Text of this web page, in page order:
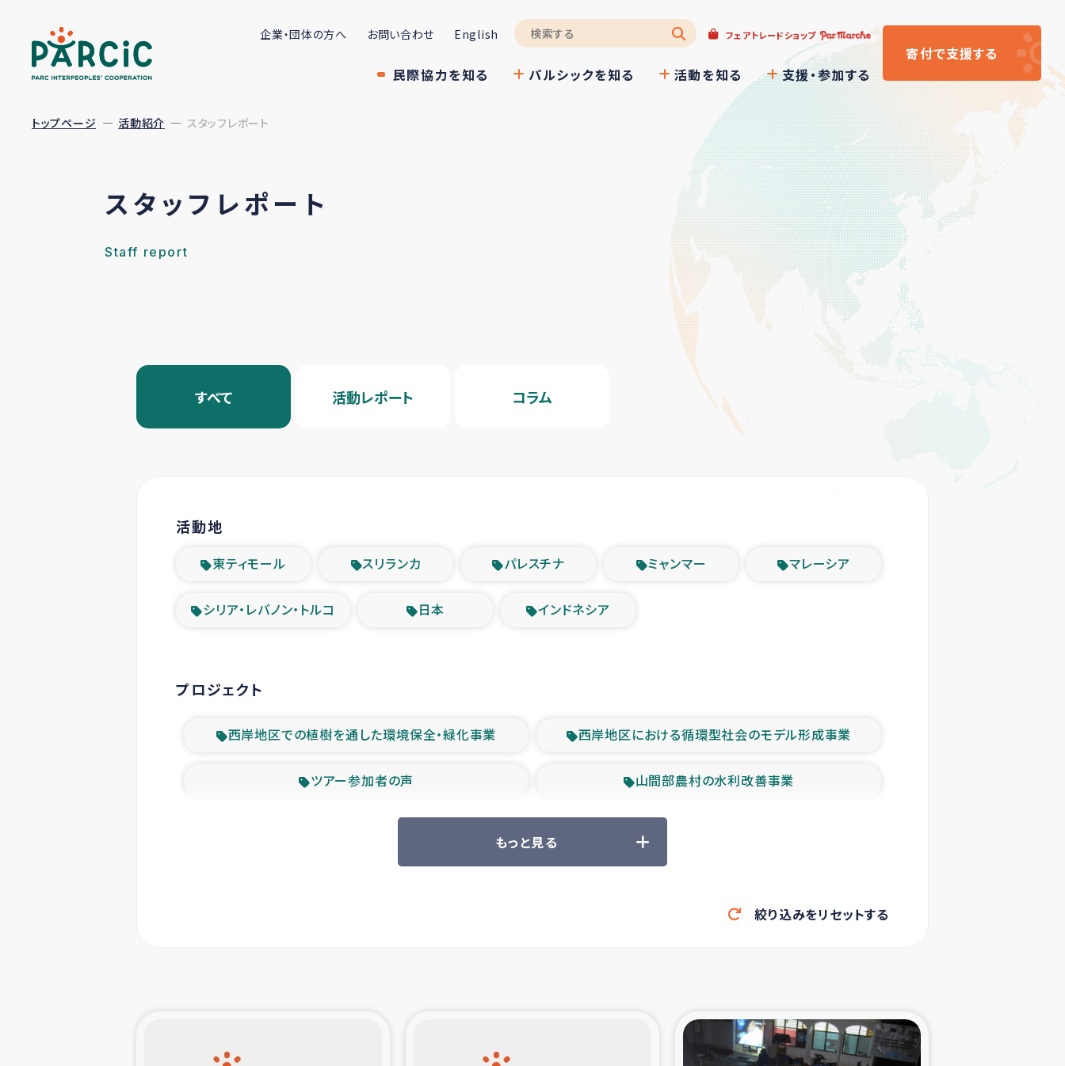
企業・団体の方へ お問い合わせ English フェアトレードショップ
民際協力を知る パルシックを知る 活動を知る 支援・参加する
寄付で支援する
トップページ 活動紹介 スタッフレポート
スタッフレポート
Staff report
すべて 活動レポート コラム
活動地
東ティモール スリランカ パレスチナ ミャンマー マレーシア
シリア・レバノン・トルコ 日本 インドネシア
プロジェクト
西岸地区での植樹を通した環境保全・緑化事業 西岸地区における循環型社会のモデル形成事業
ツアー参加者の声 山間部農村の水利改善事業
緊急救援の時代 森林保全型農業の支援事業
東ティモール豪雨緊急支援 大雨による洪水被災者支援
シリア国内避難民・帰還民の生活再建支援
スリランカ南部洪水被災者支援
もっと見る
絞り込みをリセットする